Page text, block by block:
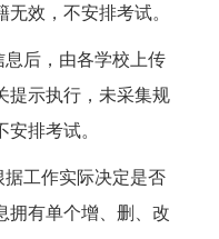
效，不安排考试。
后，由各学校上传
提示执行，未采集规
排考试。
工作实际决定是否
拥有单个增、删、改